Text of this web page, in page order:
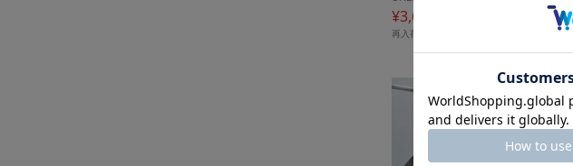
¥3,696
再入荷